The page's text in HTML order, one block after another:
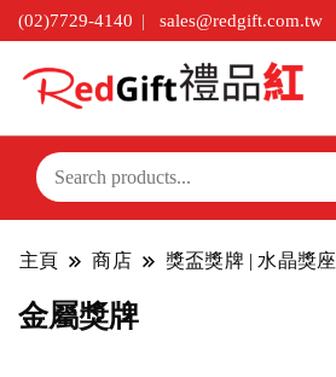
(02)7729-4140 sales@redgift.com.tw
主頁 商店 獎盃獎牌 | 水晶獎座
金屬獎牌